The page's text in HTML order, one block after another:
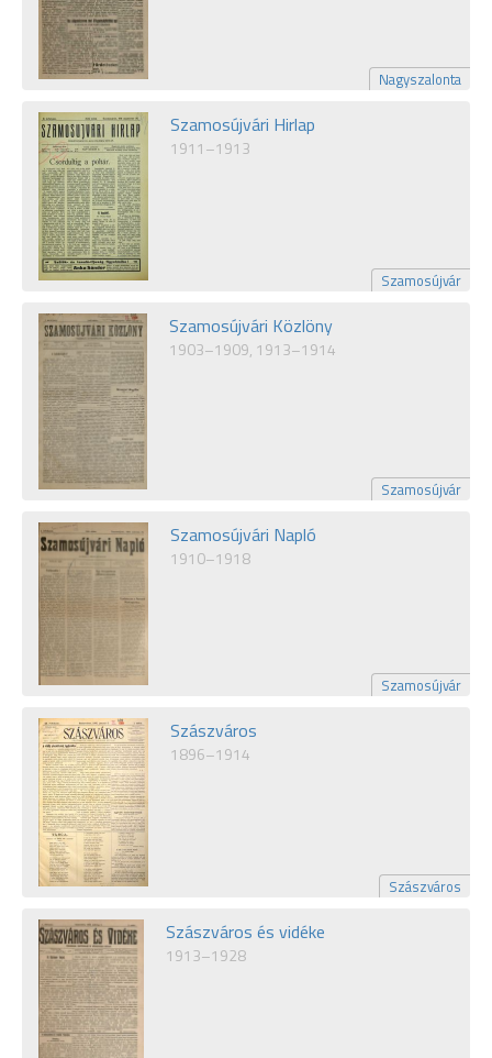
Nagyszalonta
Szamosújvári Hirlap
1911–1913
Szamosújvár
Szamosújvári Közlöny
1903–1909, 1913–1914
Szamosújvár
Szamosújvári Napló
1910–1918
Szamosújvár
Szászváros
1896–1914
Szászváros
Szászváros és vidéke
1913–1928